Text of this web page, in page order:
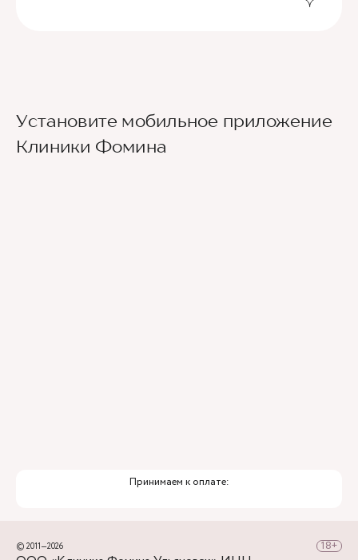
Установите мобильное приложение
Клиники Фомина
Принимаем к оплате:
© 2011—2026